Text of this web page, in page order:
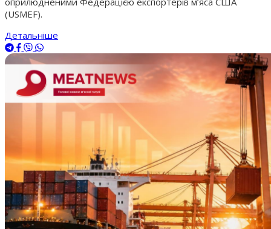
(USMEF).
Детальніше